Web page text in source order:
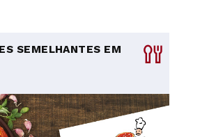
SEMELHANTES EM